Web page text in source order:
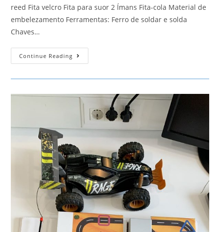
reed Fita velcro Fita para suor 2 Ímans Fita-cola Material de
embelezamento Ferramentas: Ferro de soldar e solda
Chaves…
Continue Reading Piano
Elefante